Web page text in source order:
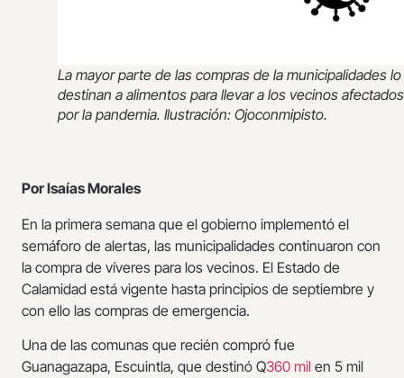
La mayor parte de las compras de la municipalidades lo
destinan a alimentos para llevar a los vecinos afectados
por la pandemia. Ilustración: Ojoconmipisto.
Por Isaías Morales
En la primera semana que el gobierno implementó el
semáforo de alertas, las municipalidades continuaron con
la compra de víveres para los vecinos. El Estado de
Calamidad está vigente hasta principios de septiembre y
con ello las compras de emergencia.
Una de las comunas que recién compró fue
Guanagazapa, Escuintla, que destinó Q360 mil en 5 mil